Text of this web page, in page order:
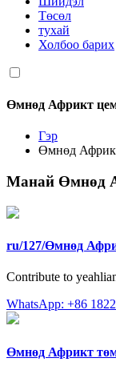
Төсөл
тухай
Холбоо барих
Өмнөд Африкт
Гэр
Өмнөд
Манай Өмнөд
ru/127/Өмнөд
Contribute to
WhatsApp: +86
Өмнөд Африкт